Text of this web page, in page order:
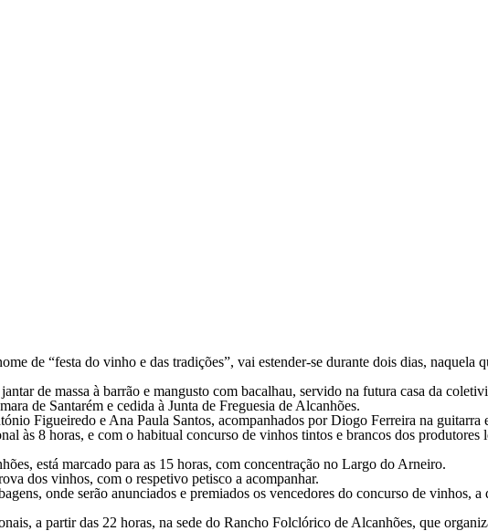
de “festa do vinho e das tradições”, vai estender-se durante dois dias,
de massa à barrão e mangusto com bacalhau, servido na futura casa da
de Santarém e cedida à Junta de Freguesia de Alcanhões.
Figueiredo e Ana Paula Santos, acompanhados por Diogo Ferreira na
às 8 horas, e com o habitual concurso de vinhos tintos e brancos dos
está marcado para as 15 horas, com concentração no Largo do Arneiro.
dos vinhos, com o respetivo petisco a acompanhar.
onde serão anunciados e premiados os vencedores do concurso de vinhos,
a partir das 22 horas, na sede do Rancho Folclórico de Alcanhões, que